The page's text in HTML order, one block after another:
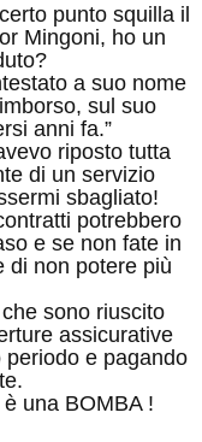
punto squilla il
Mingoni, ho un
a suo nome
sul suo
anni fa.”
riposto tutta
di un servizio
sbagliato!
potrebbero
e se non fate in
di non potere più
sono riuscito
assicurative
e pagando
una BOMBA !